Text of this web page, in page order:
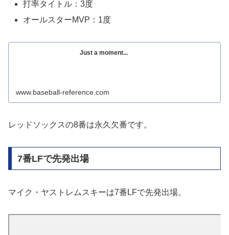
打率タイトル：3度
オールスターMVP：1度
Just a moment...
www.baseball-reference.com
レッドソックスの8番は永久欠番です。
7番LFで先発出場
マイク・ヤストレムスキーは7番LFで先発出場。